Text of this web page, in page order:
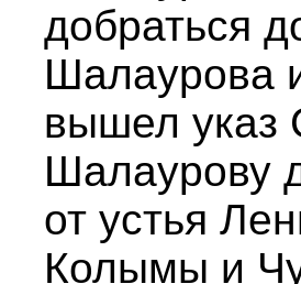
добраться
Шалаурова
вышел указ
Шалаурову
от устья
Колымы и